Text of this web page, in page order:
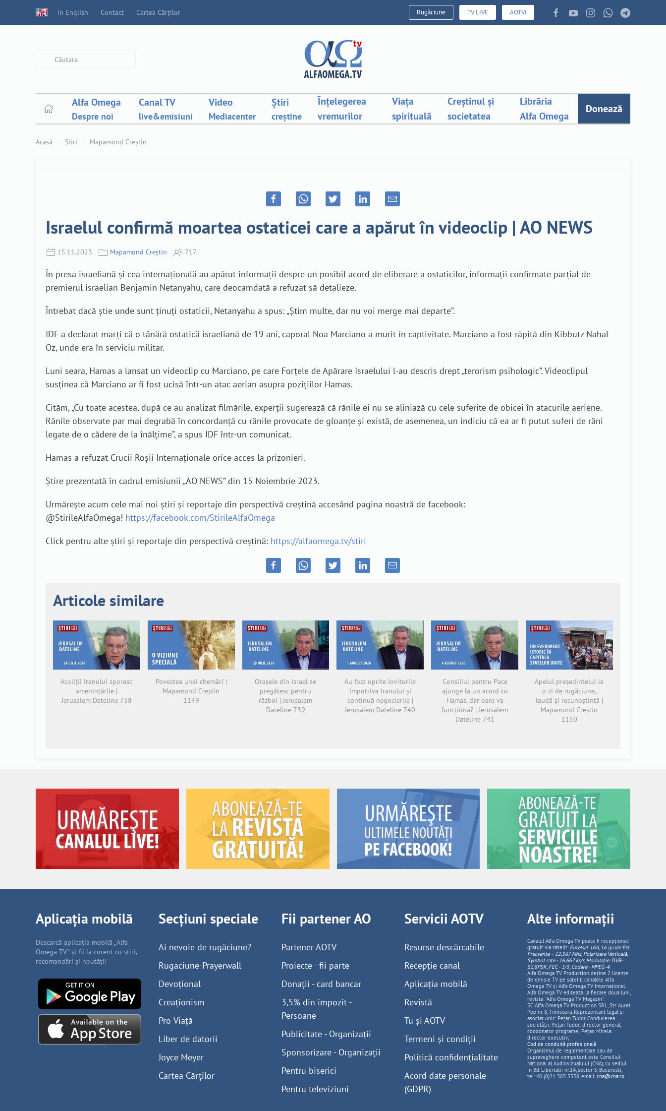
in English Contact Cartea Cărților Rugăciune TV LIVE AOTVi
Alfa Omega
Despre noi
Canal TV
live&emisiuni
Video
Mediacenter
Știri
creștine
Înțelegerea
vremurilor
Viața
spirituală
Creștinul și
societatea
Librăria
Alfa Omega
Donează
Acasă Știri Mapamond Creștin
Israelul confirmă moartea ostaticei care a apărut în videoclip | AO NEWS
15.11.2023 Mapamond Creștin 717
În presa israeliană și cea internațională au apărut informații despre un posibil acord de eliberare a ostaticilor, informații confirmate parțial de
premierul israelian Benjamin Netanyahu, care deocamdată a refuzat să detalieze.
Întrebat dacă știe unde sunt ținuți ostaticii, Netanyahu a spus: „Știm multe, dar nu voi merge mai departe”.
IDF a declarat marți că o tânără ostatică israeliană de 19 ani, caporal Noa Marciano a murit în captivitate. Marciano a fost răpită din Kibbutz Nahal
Oz, unde era în serviciu militar.
Luni seara, Hamas a lansat un videoclip cu Marciano, pe care Forțele de Apărare Israelului l-au descris drept „terorism psihologic”. Videoclipul
susținea că Marciano ar fi fost ucisă într-un atac aerian asupra pozițiilor Hamas.
Cităm, „Cu toate acestea, după ce au analizat filmările, experții sugerează că rănile ei nu se aliniază cu cele suferite de obicei în atacurile aeriene.
Rănile observate par mai degrabă în concordanță cu rănile provocate de gloanțe și există, de asemenea, un indiciu că ea ar fi putut suferi de răni
legate de o cădere de la înălțime”, a spus IDF într-un comunicat.
Hamas a refuzat Crucii Roșii Internaționale orice acces la prizonieri.
Știre prezentată în cadrul emisiunii „AO NEWS” din 15 Noiembrie 2023.
Urmărește acum cele mai noi știri și reportaje din perspectivă creștină accesând pagina noastră de facebook:
@StirileAlfaOmega! https://facebook.com/StirileAlfaOmega
Click pentru alte știri și reportaje din perspectivă creștină: https://alfaomega.tv/stiri
Articole similare
Acoliții Iranului sporesc
amenințările |
Jerusalem Dateline 738
Povestea unei chemări |
Mapamond Creștin
1149
Orașele din Israel se
pregătesc pentru
război | Jerusalem
Dateline 739
Au fost oprite loviturile
împotriva Iranului și
continuă negocierile |
Jerusalem Dateline 740
Consiliul pentru Pace
ajunge la un acord cu
Hamas, dar oare va
funcționa? | Jerusalem
Dateline 741
Apelul președintelui la
o zi de rugăciune,
laudă și recunoștință |
Mapamond Creștin
1150
Aplicația mobilă
Descarcă aplicația mobilă „Alfa
Omega TV” și fii la curent cu știri,
recomandări și noutăți!
Secțiuni speciale
Ai nevoie de rugăciune?
Rugaciune-Prayerwall
Devoțional
Creaționism
Pro-Viață
Liber de datorii
Joyce Meyer
Cartea Cărților
Fii partener AO
Partener AOTV
Proiecte - fii parte
Donații - card bancar
3,5% din impozit -
Persoane
Publicitate - Organizații
Sponsorizare - Organizații
Pentru biserici
Pentru televiziuni
Servicii AOTV
Resurse descărcabile
Recepție canal
Aplicația mobilă
Revistă
Tu și AOTV
Termeni și condiții
Politică confidențialitate
Acord date personale
(GDPR)
Alte informații
Canalul Alfa Omega TV poate fi recepționat
gratuit via satelit: Eutelsat 16A, 16 grade Est,
Frecventa – 12.567 Mhz, PolarizareVerticală,
Symbol rate - 16.667 ks/s, Modulație: DVB-
S2,8PSK, FEC - 3/5, Codare - MPEG-4.
Alfa Omega TV Production deține 2 licențe
de emisie TV pe satelit: canalele Alfa
Omega TV și Alfa Omega TV Internațional.
Alfa Omega TV editeaza, la fiecare doua luni,
revista: "Alfa Omega TV Magazin".
SC Alfa Omega TV Production SRL, Str Aurel
Pop nr. 8, Timisoara. Reprezentant legal și
asociat unic: Pețan Tudor. Conducerea
societății: Pețan Tudor: director general,
coodonator programe; Pețan Mirela:
director executiv;
Cod de conduită profesională
Organismul de reglementare sau de
supraveghere competent este Consiliul
National al Audiovizualului (CNA), cu sediul
in Bd. Libertatii nr.14, sector 5, Bucuresti,
tel: 40 (0)21 305 5350, email: cna@cna.ro